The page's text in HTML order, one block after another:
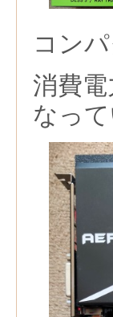
コン
消費
なっ